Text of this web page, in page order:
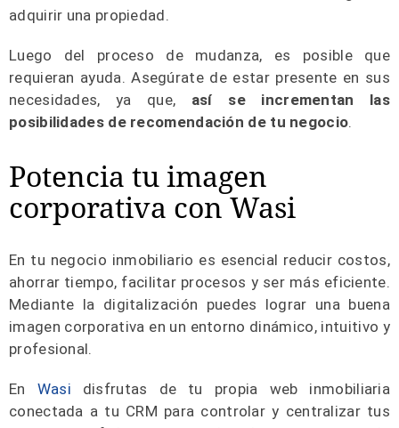
adquirir una propiedad.
Luego del proceso de mudanza, es posible que
requieran ayuda. Asegúrate de estar presente en sus
necesidades, ya que, así se incrementan las
posibilidades de recomendación de tu negocio.
Potencia tu imagen
corporativa con Wasi
En tu negocio inmobiliario es esencial reducir costos,
ahorrar tiempo, facilitar procesos y ser más eficiente.
Mediante la digitalización puedes lograr una buena
imagen corporativa en un entorno dinámico, intuitivo y
profesional.
En Wasi disfrutas de tu propia web inmobiliaria
conectada a tu CRM para controlar y centralizar tus